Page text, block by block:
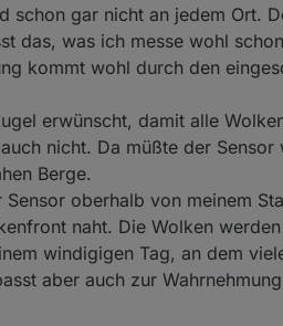
schon gar nicht an jedem Ort.
das, was ich messe wohl
kommt wohl durch den
erwünscht, damit alle
nicht. Da müßte der
Berge.
oberhalb von meinem
naht. Die Wolken
windigigen Tag, an dem
aber auch zur